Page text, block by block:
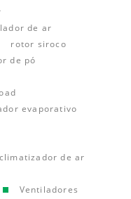
de ar
rotor siroco
de pó
evaporativo
climatizador de ar
Ventiladores